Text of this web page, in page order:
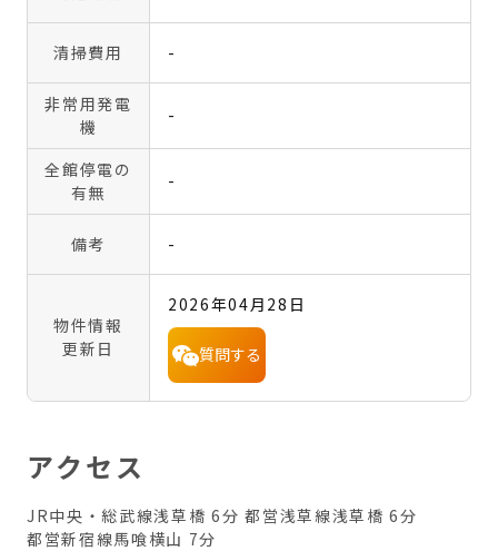
清掃費用 -
非常用発電
機
-
全館停電の
有無
-
備考 -
物件情報
更新日
2026年04月28日
質問する
アクセス
JR中央・総武線浅草橋 6分 都営浅草線浅草橋 6分
都営新宿線馬喰横山 7分